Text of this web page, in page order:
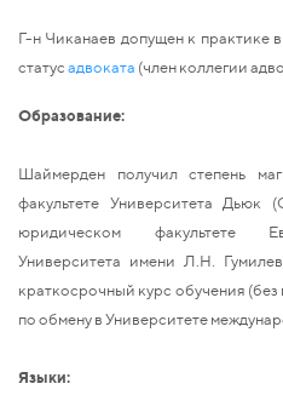
Г-н Чиканаев допущен к практике
статусадвоката (член коллегии
Образование:
Шаймерден получил степень
факультете Университета Дьюк
юридическом факультете
Университета имени Л.Н.
краткосрочный курс обучения (без
по обмену в Университете
Языки: